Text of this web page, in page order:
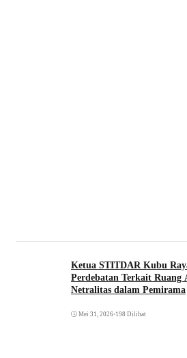
Ketua STITDAR Kubu
Perdebatan Terkait Ruang
Netralitas dalam Pemirama
Mei 31, 2026•198 Dilihat